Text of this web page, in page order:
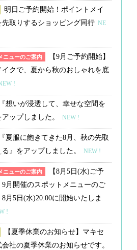
明日ご予約開始！ポイントメイ
先取りするショッピング同行 NE
ニューのご案内
【9月ご予約開始】
イクで、夏から秋のおしゃれを底
!
『想いが浸透して、幸せな空間を
ップしました。
NEW !
『夏服に飽きてきた8月、秋の先取
る』をアップしました。
NEW !
ニューのご案内
【8月5日(水)ご予
9月開催のスポットメニューのご
月5日(水)20:00に開始いたしま
!
【夏季休業のお知らせ】マキセ
会社の夏季休業のお知らせです。